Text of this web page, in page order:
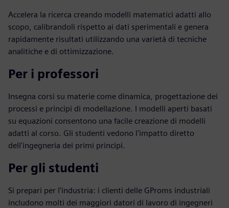
Accelera la ricerca creando modelli matematici adatti allo
scopo, calibrandoli rispetto ai dati sperimentali e genera
rapidamente risultati utilizzando una varietà di tecniche
analitiche e di ottimizzazione.
Per i professori
Insegna corsi su materie come dinamica, progettazione dei
processi e principi di modellazione. I modelli aperti basati
su equazioni consentono una facile creazione di modelli
adatti al corso. Gli studenti vedono l'impatto diretto
dell'ingegneria dei primi principi.
Per gli studenti
Si prepari per l'industria: i clienti delle GProms industriali
includono molti dei maggiori datori di lavoro di ingegneri